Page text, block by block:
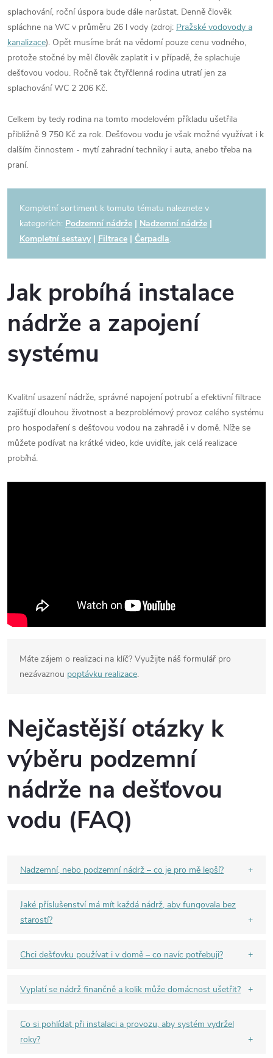
splachování, roční úspora bude dále narůstat. Denně člověk
spláchne na WC v průměru 26 l vody (zdroj: Pražské vodovody a
kanalizace). Opět musíme brát na vědomí pouze cenu vodného,
protože stočné by měl člověk zaplatit i v případě, že splachuje
dešťovou vodou. Ročně tak čtyřčlenná rodina utratí jen za
splachování WC 2 206 Kč.
Celkem by tedy rodina na tomto modelovém příkladu ušetřila
přibližně 9 750 Kč za rok. Dešťovou vodu je však možné využívat i k
dalším činnostem - mytí zahradní techniky i auta, anebo třeba na
praní.
Kompletní sortiment k tomuto tématu naleznete v
kategoriích: Podzemní nádrže | Nadzemní nádrže |
Kompletní sestavy | Filtrace | Čerpadla.
Jak probíhá instalace
nádrže a zapojení
systému
Kvalitní usazení nádrže, správné napojení potrubí a efektivní filtrace
zajišťují dlouhou životnost a bezproblémový provoz celého systému
pro hospodaření s dešťovou vodou na zahradě i v domě. Níže se
můžete podívat na krátké video, kde uvidíte, jak celá realizace
probíhá.
Máte zájem o realizaci na klíč? Využijte náš formulář pro
nezávaznou poptávku realizace.
Nejčastější otázky k
výběru podzemní
nádrže na dešťovou
vodu (FAQ)
Nadzemní, nebo podzemní nádrž – co je pro mě lepší?
Jaké příslušenství má mít každá nádrž, aby fungovala bez
starostí?
Chci dešťovku používat i v domě – co navíc potřebuji?
Vyplatí se nádrž finančně a kolik může domácnost ušetřit?
Co si pohlídat při instalaci a provozu, aby systém vydržel
roky?